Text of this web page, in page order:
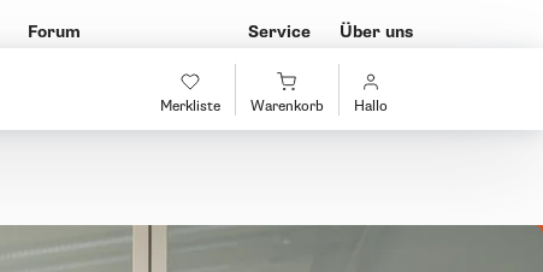
Merkliste Warenkorb Hallo
Forum Service Über uns